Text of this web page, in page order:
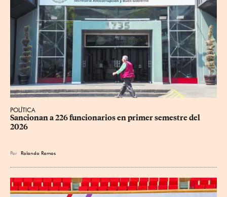
POLÍTICA
Sancionan a 226 funcionarios en primer semestre del
2026
Por Rolando Ramos